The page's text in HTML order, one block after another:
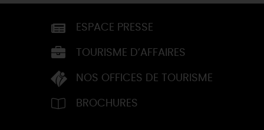
ESPACE PRESSE
TOURISME D’AFFAIRES
NOS OFFICES DE TOURISME
BROCHURES